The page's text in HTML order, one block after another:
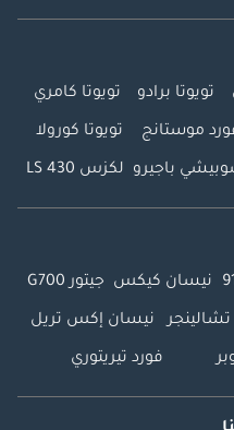
تويوتا برادو تويوتا كامري
موستانج تويوتا كورولا
باجيرو لكزس LS 430
نيسان كيكس جيتور G700
نيسان إكس تريل
فورد تيريتوري